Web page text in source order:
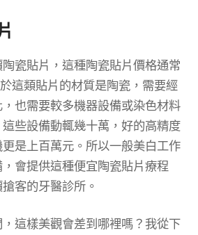
瓷貼片，這種陶瓷貼片價格通常
這類貼片的材質是陶瓷，需要經
也需要較多機器設備或染色材料
這些設備動輒幾十萬，好的高精度
是上百萬元。所以一般美白工作
會提供這種便宜陶瓷貼片療程
客的牙醫診所。
這樣美觀會差到哪裡嗎？我從下